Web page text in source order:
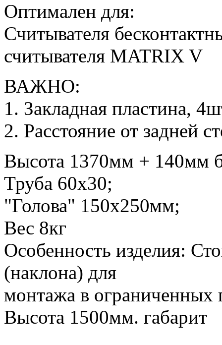
Оптимален для:
Считывателя
считывателя MATRIX V
ВАЖНО:
1. Закладная пластина,
2. Расстояние от задней
Высота 1370мм + 140мм
Труба 60х30;
"Голова" 150х250мм;
Вес 8кг
Особенность изделия:
(наклона) для
монтажа в ограниченных
Высота 1500мм. габарит